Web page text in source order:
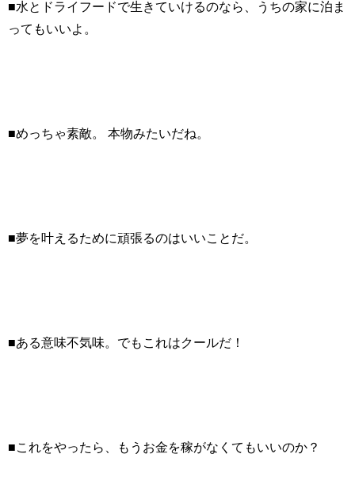
■水とドライフードで生きていけるのなら、うちの家に泊ま
ってもいいよ。
■めっちゃ素敵。 本物みたいだね。
■夢を叶えるために頑張るのはいいことだ。
■ある意味不気味。でもこれはクールだ！
■これをやったら、もうお金を稼がなくてもいいのか？